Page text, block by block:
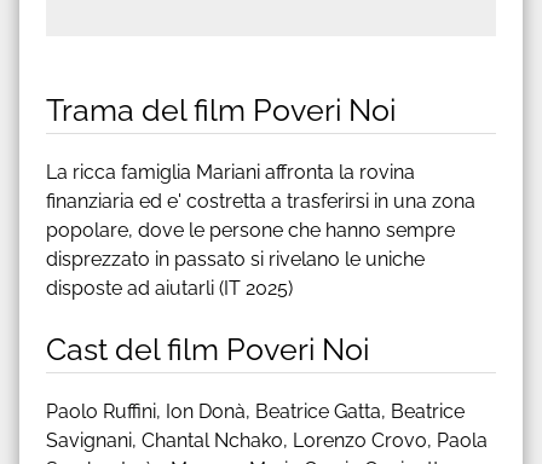
Trama del film Poveri Noi
La ricca famiglia Mariani affronta la rovina
finanziaria ed e' costretta a trasferirsi in una zona
popolare, dove le persone che hanno sempre
disprezzato in passato si rivelano le uniche
disposte ad aiutarli (IT 2025)
Cast del film Poveri Noi
Paolo Ruffini, Ion Donà, Beatrice Gatta, Beatrice
Savignani, Chantal Nchako, Lorenzo Crovo, Paola